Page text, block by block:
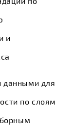
и
данными для
по слоям